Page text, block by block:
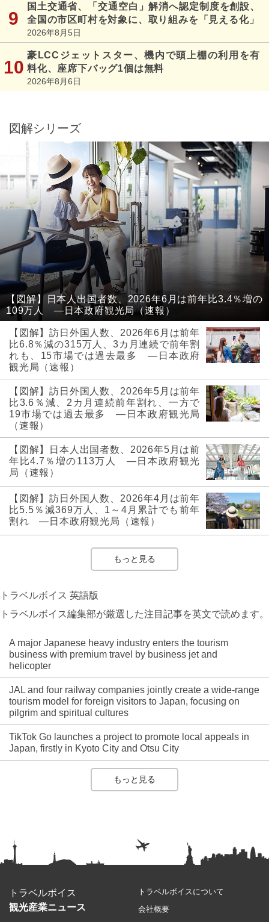
国土交通省、「交通空白」解消へ認定制度を創設、
全国の市区町村を対象に、取り組みを「見える化」
2026年8月5日
豪LCCジェットスター、機内で頭上棚の利用を有
料化、座席下バッグ1個は無料
2026年8月6日
図解シリーズ
【図解】日本人出国者数、2026年6月は前年比3.4％増の
109万人 ―日本政府観光局（速報）
【図解】訪日外国人数、2026年6月は前年
比6.8％減の315万人、3カ月連続で前年割
れも、15市場では過去最多 ―日本政府
観光局（速報）
【図解】訪日外国人数、2026年5月は前年
比3.6％減、2カ月連続前年割れ、一方で
19市場では過去最多 ―日本政府観光局
（速報）
【図解】日本人出国者数、2026年5月は前
年比4.7％増の113万人 ―日本政府観光
局（速報）
【図解】訪日外国人数、2026年4月は前年
比5.5％減369万人、1～4月累計でも前年
割れ ―日本政府観光局（速報）
もっと見る
トラベルボイス 英語版
トラベルボイス編集部が厳選した注目記事を英文で読めます。
A major Japanese heavy industry enters the tourism
business with premium travel by business jet and
helicopter
JAL and four railway companies jointly create a wide-range
tourism model for foreign visitors to Japan, focusing on
pilgrim and spiritual cultures
TikTok Go launches a project to promote local appeals in
Japan, firstly in Kyoto City and Otsu City
もっと見る
トラベルボイス
観光産業ニュース
トラベルボイスについて
会社概要